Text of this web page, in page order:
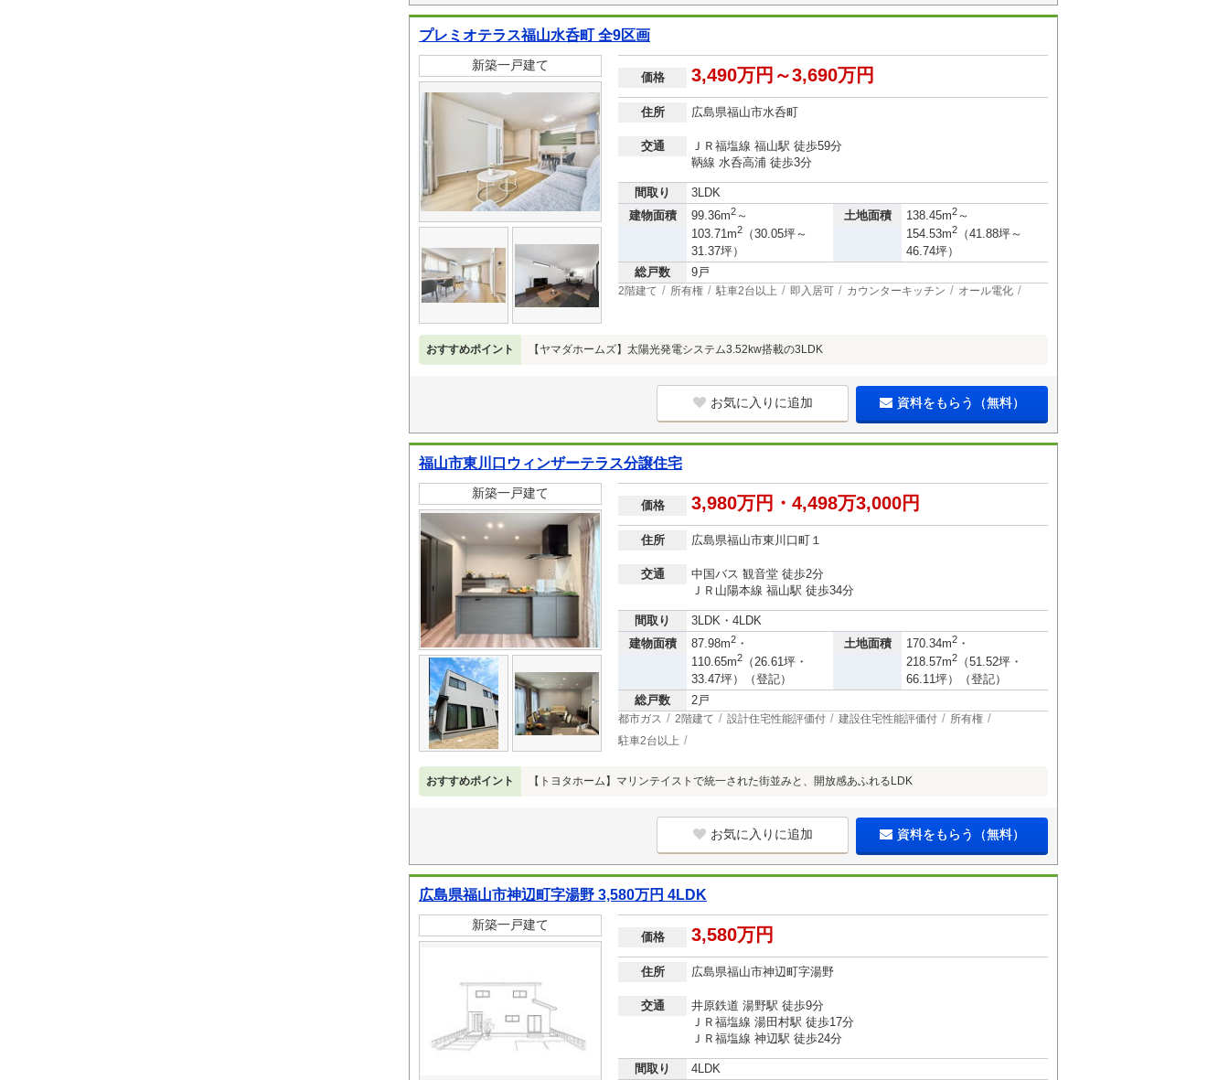
プレミオテラス福山水呑町 全9区画
新築一戸建て
価格 3,490万円～3,690万円
住所 広島県福山市水呑町
交通
ＪＲ福塩線 福山駅 徒歩59分
鞆線 水呑高浦 徒歩3分
間取り
3LDK
建物面積
99.36m2～
103.71m2
（30.05坪～
31.37坪）
土地面積 138.45m2～
154.53m2
（41.88坪～
46.74坪）
総戸数
9戸
2階建て 所有権 駐車2台以上 即入居可 カウンターキッチン オール電化
おすすめポイント 【ヤマダホームズ】太陽光発電システム3.52kw搭載の3LDK
お気に入りに追加 資料をもらう（無料）
福山市東川口ウィンザーテラス分譲住宅
新築一戸建て
価格 3,980万円・4,498万3,000円
住所 広島県福山市東川口町１
交通
中国バス 観音堂 徒歩2分
ＪＲ山陽本線 福山駅 徒歩34分
間取り
3LDK・4LDK
建物面積
87.98m2 ・
110.65m2
（26.61坪・
33.47坪）（登記）
土地面積 170.34m2 ・
218.57m2
（51.52坪・
66.11坪）（登記）
総戸数
2戸
都市ガス 2階建て 設計住宅性能評価付 建設住宅性能評価付
所有権
駐車2台以上
おすすめポイント 【トヨタホーム】マリンテイストで統一された街並みと、開放感あふれるLDK
お気に入りに追加 資料をもらう（無料）
広島県福山市神辺町字湯野 3,580万円 4LDK
新築一戸建て
価格 3,580万円
住所 広島県福山市神辺町字湯野
交通
井原鉄道 湯野駅 徒歩9分
ＪＲ福塩線 湯田村駅 徒歩17分
ＪＲ福塩線 神辺駅 徒歩24分
間取り 4LDK